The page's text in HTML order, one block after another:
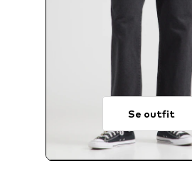
Se outfit